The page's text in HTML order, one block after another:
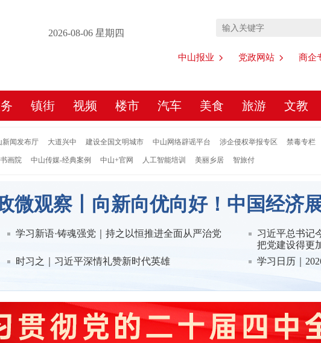
2026-08-06 星期四
中山报业 党政网站 商企
镇街 视频 楼市 汽车 美食 旅游 文教
新闻发布厅 大道兴中 建设全国文明城市 中山网络辟谣平台 涉企侵权举报专区 禁毒专栏
画院 中山传媒-经典案例 中山+官网 人工智能培训 美丽乡居 智旅付
微观察丨向新向优向好！中国经济
学习新语·铸魂强党｜持之以恒推进全面从严治党
习近平总书记
把党建设得更
时习之｜习近平深情礼赞新时代英雄
学习日历｜